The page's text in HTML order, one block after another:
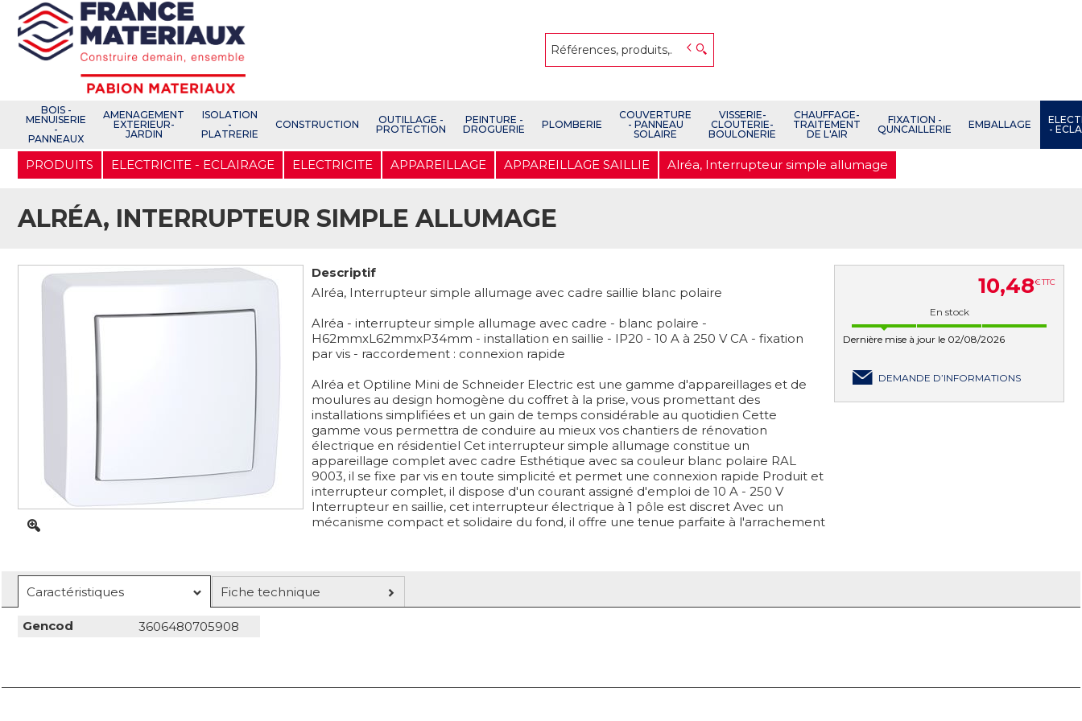
Aller
contenu
BOIS -
MENUISERIE
-
PANNEAUX
AMENAGEMENT
EXTERIEUR-
JARDIN
ISOLATION
-
PLATRERIE
CONSTRUCTION
OUTILLAGE -
PROTECTION
PEINTURE -
DROGUERIE
PLOMBERIE
COUVERTURE
- PANNEAU
SOLAIRE
VISSERIE-
CLOUTERIE-
BOULONERIE
CHAUFFAGE-
TRAITEMENT
DE L'AIR
FIXATION -
QUNCAILLERIE
EMBALLAGE
-
PRODUITS ELECTRICITE - ECLAIRAGE ELECTRICITE APPAREILLAGE APPAREILLAGE SAILLIE Alréa, Interrupteur simple allumage
ALRÉA, INTERRUPTEUR SIMPLE ALLUMAGE
Descriptif
Alréa, Interrupteur simple allumage avec cadre saillie blanc polaire
Alréa - interrupteur simple allumage avec cadre - blanc polaire -
H62mmxL62mmxP34mm - installation en saillie - IP20 - 10 A à 250 V CA - fixation
par vis - raccordement : connexion rapide
Alréa et Optiline Mini de Schneider Electric est une gamme d'appareillages et de
moulures au design homogène du coffret à la prise, vous promettant des
installations simplifiées et un gain de temps considérable au quotidien Cette
gamme vous permettra de conduire au mieux vos chantiers de rénovation
électrique en résidentiel Cet interrupteur simple allumage constitue un
appareillage complet avec cadre Esthétique avec sa couleur blanc polaire RAL
9003, il se fixe par vis en toute simplicité et permet une connexion rapide Produit et
interrupteur complet, il dispose d'un courant assigné d'emploi de 10 A - 250 V
Interrupteur en saillie, cet interrupteur électrique à 1 pôle est discret Avec un
mécanisme compact et solidaire du fond, il offre une tenue parfaite à l'arrachement
10,48€TTC
En stock
Dernière mise à jour le 02/08/2026
DEMANDE D’INFORMATIONS
Caractéristiques Fiche technique
Gencod 3606480705908